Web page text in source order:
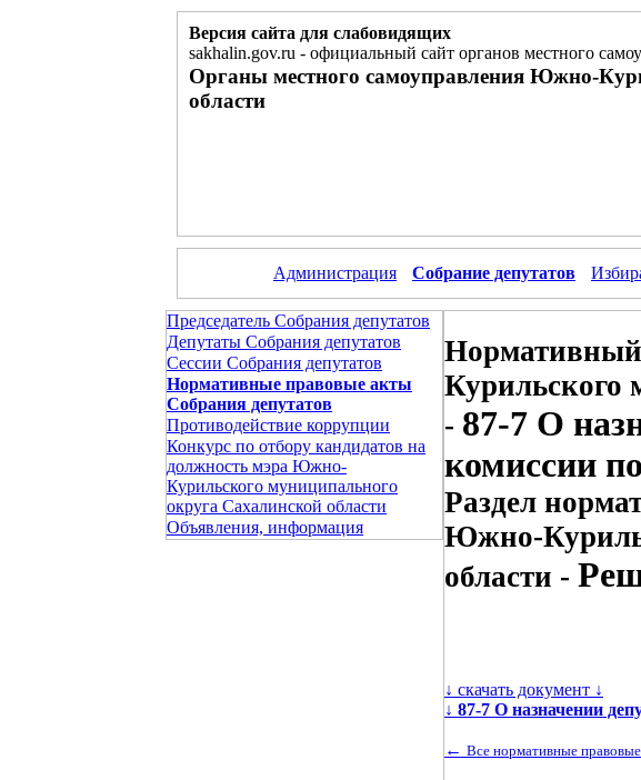
Версия сайта для слабовидящих
sakhalin.gov.ru - официальный сайт органов местного
Органы местного самоуправления Южно-
области
Администрация Собрание депутатов
Председатель Собрания депутатов
Депутаты Собрания депутатов
Сессии Собрания депутатов
Нормативные правовые акты
Собрания депутатов
Противодействие коррупции
Конкурс по отбору кандидатов на
должность мэра Южно-
Курильского муниципального
округа Сахалинской области
Объявления, информация
Курильского
- 87-7 О
комиссии
Раздел
Южно-
области -
↓ скачать документ ↓
↓ 87-7 О назначении
← Все нормативные правовые